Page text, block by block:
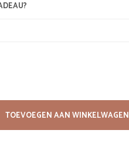
TOEVOEGEN AAN WINKELWAGEN